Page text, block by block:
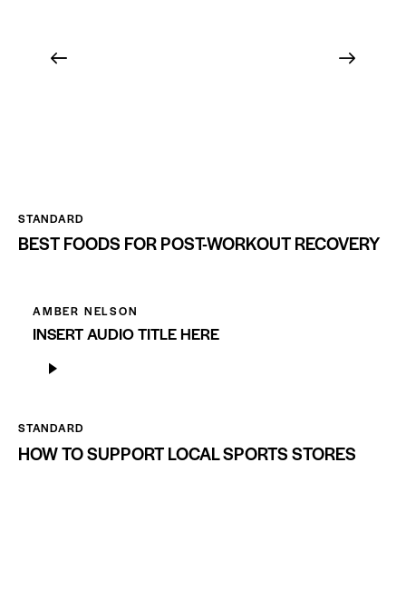
STANDARD
BEST FOODS FOR POST-WORKOUT RECOVERY
AMBER NELSON
INSERT AUDIO TITLE HERE
Player
STANDARD
HOW TO SUPPORT LOCAL SPORTS STORES